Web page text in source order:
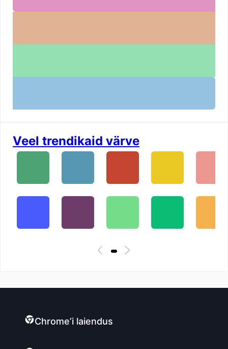
Veel trendikaid värve
Chrome’i laiendus